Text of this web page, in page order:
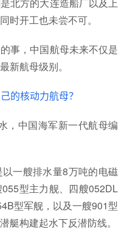
北方的大连造船厂以及上
时开工也未尝不可。
事，中国航母未来不仅是
最新航母级别。
，中国海军新一代航母编
一艘排水量8万吨的电磁
型主力舰、四艘052DL
型军舰，以及一艘901型
艇构建起水下反潜防线。